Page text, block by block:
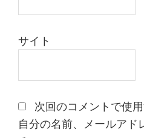
サイト
次回のコメントで使
自分の名前、メールアド